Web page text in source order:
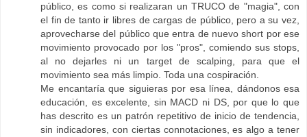
público, es como si realizaran un TRUCO de "magia", con
el fin de tanto ir libres de cargas de público, pero a su vez,
aprovecharse del público que entra de nuevo short por ese
movimiento provocado por los "pros", comiendo sus stops,
al no dejarles ni un target de scalping, para que el
movimiento sea más limpio. Toda una cospiración.
Me encantaría que siguieras por esa línea, dándonos esa
educación, es excelente, sin MACD ni DS, por que lo que
has descrito es un patrón repetitivo de inicio de tendencia,
sin indicadores, con ciertas connotaciones, es algo a tener